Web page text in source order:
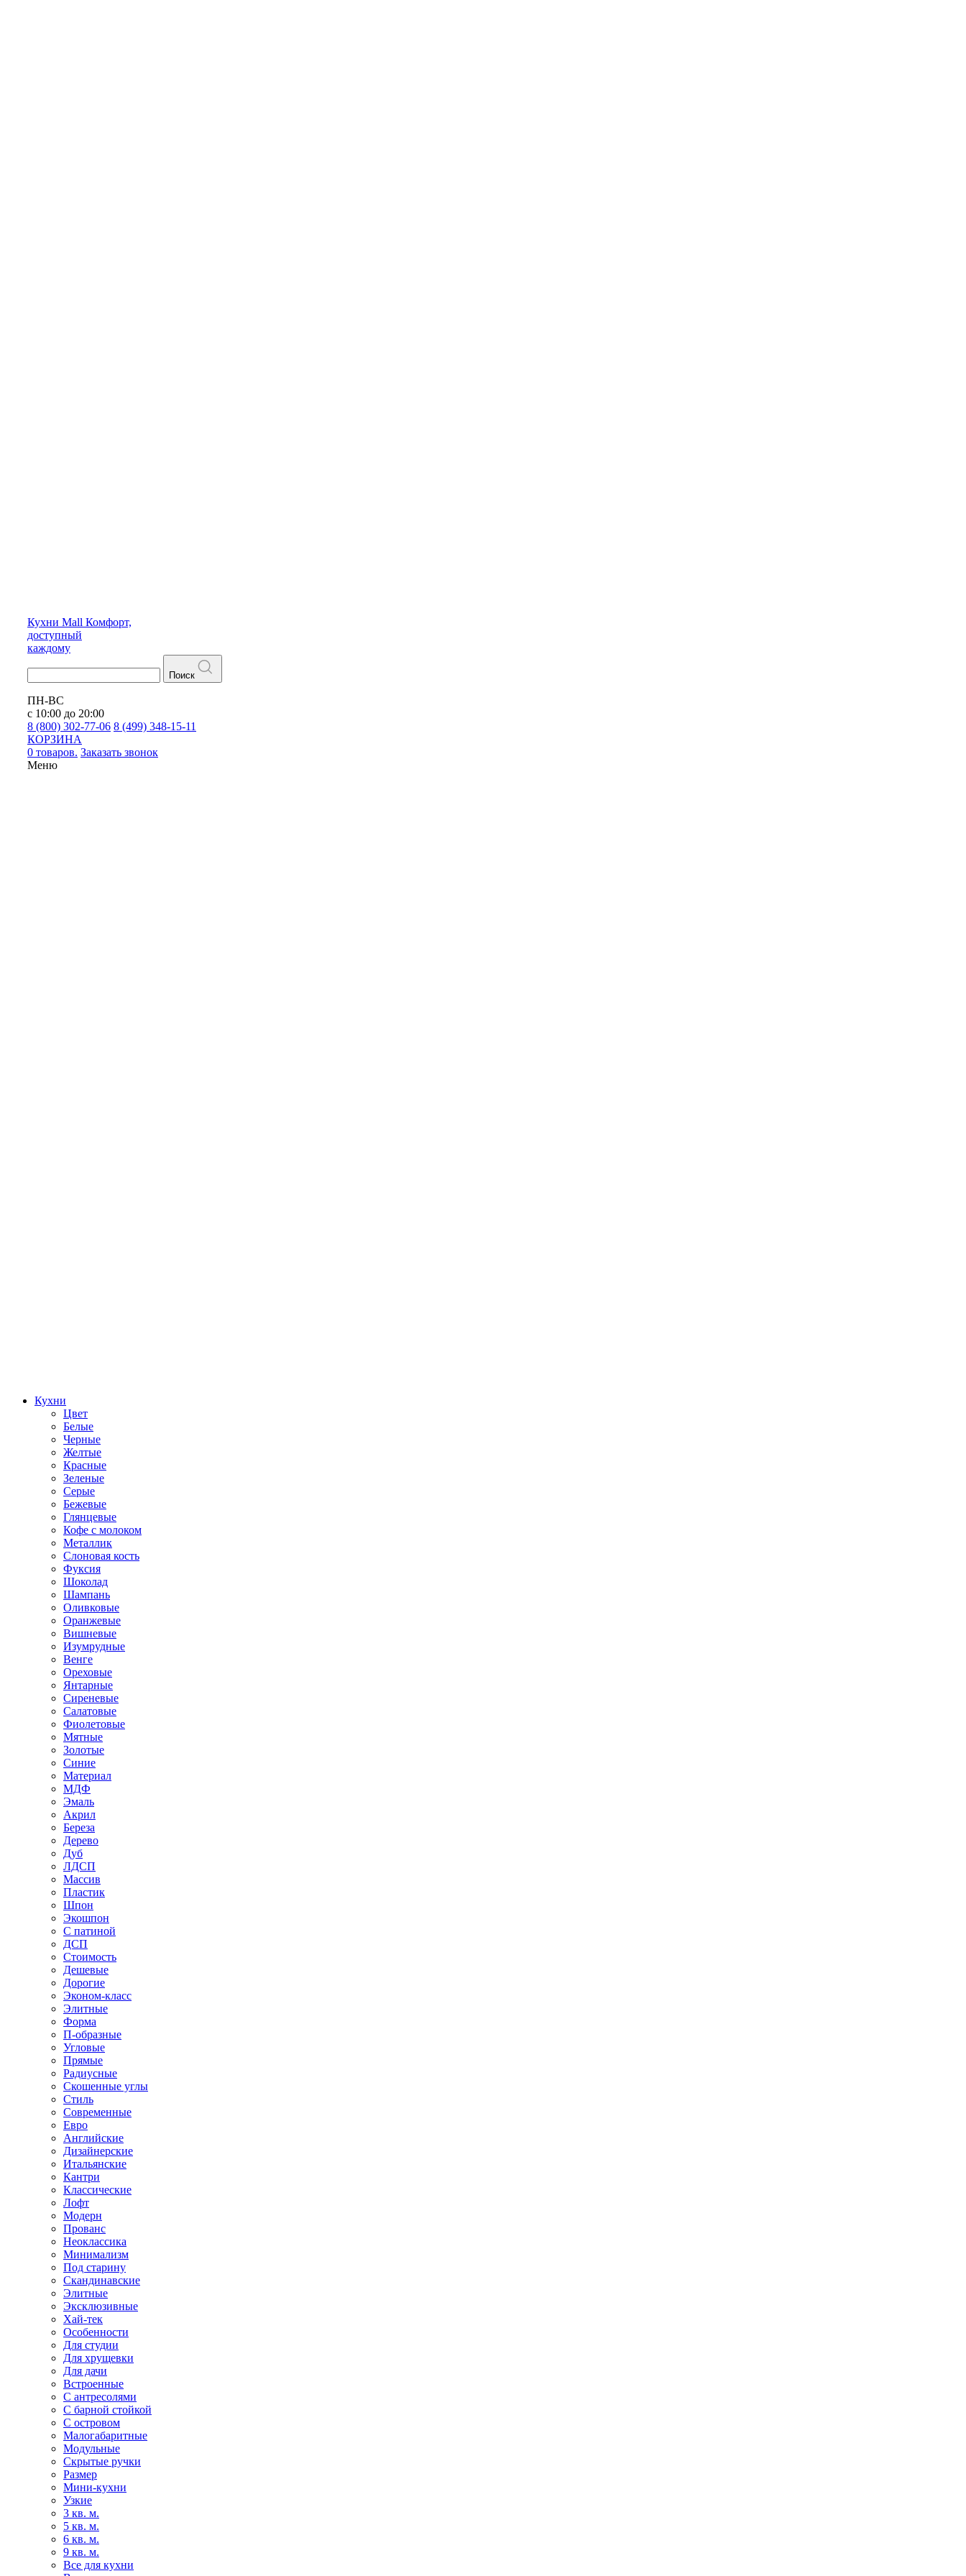
Кухни Mall Комфорт,
доступный
каждому
Поиск
ПН-ВС
с 10:00 до 20:00
8 (800) 302-77-06 8 (499) 348-15-11
КОРЗИНА
0 товаров. Заказать звонок
Меню
Кухни
Цвет
Белые
Черные
Желтые
Красные
Зеленые
Серые
Бежевые
Глянцевые
Кофе с молоком
Металлик
Слоновая кость
Фуксия
Шоколад
Шампань
Оливковые
Оранжевые
Вишневые
Изумрудные
Венге
Ореховые
Янтарные
Сиреневые
Салатовые
Фиолетовые
Мятные
Золотые
Синие
Материал
МДФ
Эмаль
Акрил
Береза
Дерево
Дуб
ЛДСП
Массив
Пластик
Шпон
Экошпон
С патиной
ДСП
Стоимость
Дешевые
Дорогие
Эконом-класс
Элитные
Форма
П-образные
Угловые
Прямые
Радиусные
Скошенные углы
Стиль
Современные
Евро
Английские
Дизайнерские
Итальянские
Кантри
Классические
Лофт
Модерн
Прованс
Неоклассика
Минимализм
Под старину
Скандинавские
Элитные
Эксклюзивные
Хай-тек
Особенности
Для студии
Для хрущевки
Для дачи
Встроенные
С антресолями
С барной стойкой
С островом
Малогабаритные
Модульные
Скрытые ручки
Размер
Мини-кухни
Узкие
3 кв. м.
5 кв. м.
6 кв. м.
9 кв. м.
Все для кухни